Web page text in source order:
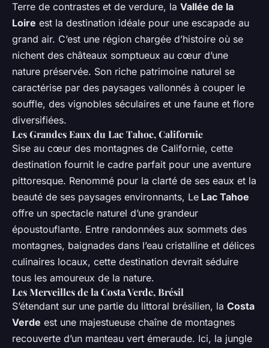
Terre de contrastes et de verdure, la Vallée de la
Loire est la destination idéale pour une escapade au
grand air. C’est une région chargée d’histoire où se
nichent des châteaux somptueux au cœur d’une
nature préservée. Son riche patrimoine naturel se
caractérise par des paysages vallonnés à couper le
souffle, des vignobles séculaires et une faune et flore
diversifiées.
Les Grandes Eaux du Lac Tahoe, Californie
Sise au cœur des montagnes de Californie, cette
destination fournit le cadre parfait pour une aventure
pittoresque. Renommé pour la clarté de ses eaux et la
beauté de ses paysages environnants, Le Lac Tahoe
offre un spectacle naturel d’une grandeur
époustouflante. Entre randonnées aux sommets des
montagnes, baignades dans l’eau cristalline et délices
culinaires locaux, cette destination devrait séduire
tous les amoureux de la nature.
Les Merveilles de la Costa Verde, Brésil
S’étendant sur une partie du littoral brésilien, la Costa
Verde est une majestueuse chaîne de montagnes
recouverte d’un manteau vert émeraude. Ici, la jungle